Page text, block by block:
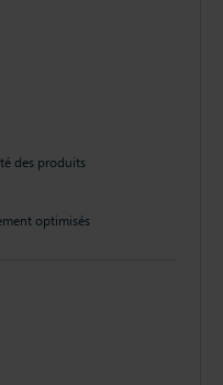
des produits
optimisés